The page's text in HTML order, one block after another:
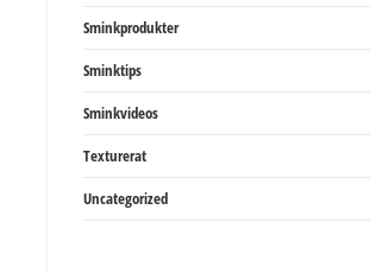
Sminkprodukter
Sminktips
Sminkvideos
Texturerat
Uncategorized